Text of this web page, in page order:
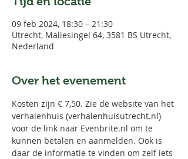
09 feb 2024, 18:30 – 21:30
Utrecht, Maliesingel 64, 3581 BS Utrecht,
Nederland
Over het evenement
Kosten zijn € 7,50. Zie de website van het
verhalenhuis (verhalenhuisutrecht.nl)
voor de link naar Evenbrite.nl om te
kunnen betalen en aanmelden. Ook is
daar de informatie te vinden om zelf iets